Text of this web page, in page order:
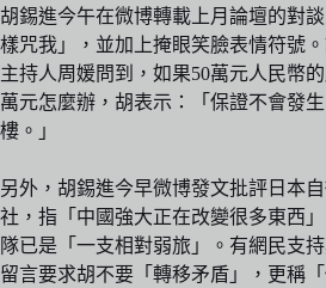
胡錫進今午在微博轉載上月論壇的對
樣咒我」，並加上掩眼笑臉表情符號
主持人周媛問到，如果50萬元人民幣
萬元怎麼辦，胡表示：「保證不會發
樓。」
另外，胡錫進今早微博發文批評日本
社，指「中國強大正在改變很多東西
隊已是「一支相對弱旅」。有網民支
留言要求胡不要「轉移矛盾」，更稱